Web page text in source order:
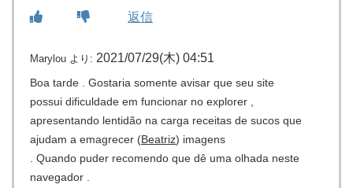
返信
Marylou より: 2021/07/29(木) 04:51
Boa tarde . Gostaria somente avisar que seu site
possui dificuldade em funcionar no explorer ,
apresentando lentidão na carga receitas de sucos que
ajudam a emagrecer (Beatriz) imagens
. Quando puder recomendo que dê uma olhada neste
navegador .